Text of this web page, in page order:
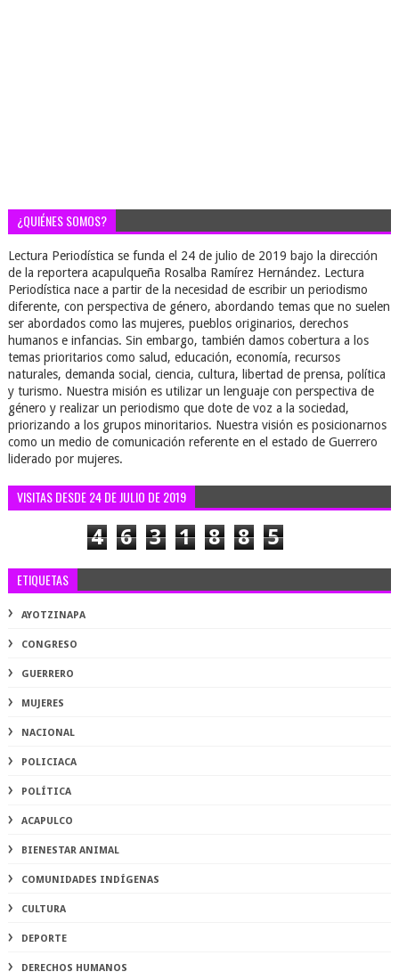
¿QUIÉNES SOMOS?
Lectura Periodística se funda el 24 de julio de 2019 bajo la dirección
de la reportera acapulqueña Rosalba Ramírez Hernández. Lectura
Periodística nace a partir de la necesidad de escribir un periodismo
diferente, con perspectiva de género, abordando temas que no suelen
ser abordados como las mujeres, pueblos originarios, derechos
humanos e infancias. Sin embargo, también damos cobertura a los
temas prioritarios como salud, educación, economía, recursos
naturales, demanda social, ciencia, cultura, libertad de prensa, política
y turismo. Nuestra misión es utilizar un lenguaje con perspectiva de
género y realizar un periodismo que dote de voz a la sociedad,
priorizando a los grupos minoritarios. Nuestra visión es posicionarnos
como un medio de comunicación referente en el estado de Guerrero
liderado por mujeres.
VISITAS DESDE 24 DE JULIO DE 2019
4 6 3 1 8 8 5
ETIQUETAS
AYOTZINAPA
CONGRESO
GUERRERO
MUJERES
NACIONAL
POLICIACA
POLÍTICA
ACAPULCO
BIENESTAR ANIMAL
COMUNIDADES INDÍGENAS
CULTURA
DEPORTE
DERECHOS HUMANOS